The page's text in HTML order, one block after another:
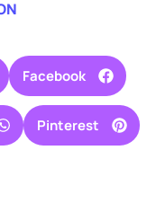
Facebook
Pinterest